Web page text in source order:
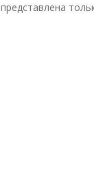
представлена